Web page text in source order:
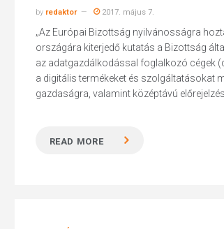
by redaktor 2017. május 7.
„Az Európai Bizottság nyilvánosságra
országára kiterjedő kutatás a Bizottság
az adatgazdálkodással foglalkozó cégek
a digitális termékeket és szolgáltatásokat
gazdaságra, valamint középtávú
READ MORE